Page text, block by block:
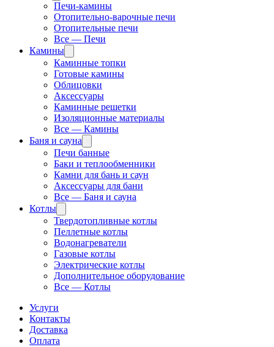
Печи-камины
Отопительно-варочные печи
Отопительные печи
Все — Печи
Камины
Каминные топки
Готовые камины
Облицовки
Аксессуары
Каминные решетки
Изоляционные материалы
Все — Камины
Баня и сауна
Печи банные
Баки и теплообменники
Камни для бань и саун
Аксессуары для бани
Все — Баня и сауна
Котлы
Твердотопливные котлы
Пеллетные котлы
Водонагреватели
Газовые котлы
Электрические котлы
Дополнительное оборудование
Все — Котлы
Услуги
Контакты
Доставка
Оплата